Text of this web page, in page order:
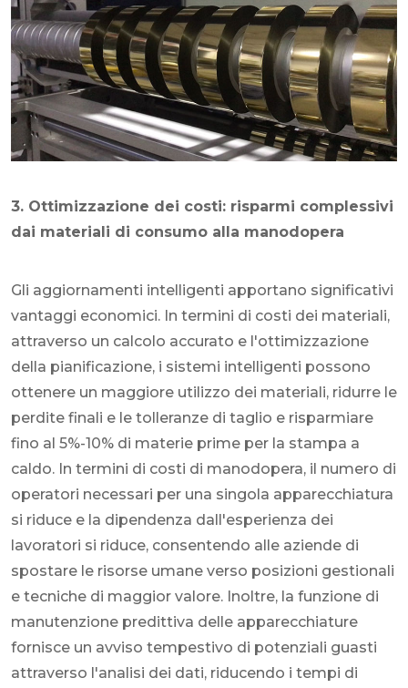
3. Ottimizzazione dei costi: risparmi complessivi
dai materiali di consumo alla manodopera
Gli aggiornamenti intelligenti apportano significativi
vantaggi economici. In termini di costi dei materiali,
attraverso un calcolo accurato e l'ottimizzazione
della pianificazione, i sistemi intelligenti possono
ottenere un maggiore utilizzo dei materiali, ridurre le
perdite finali e le tolleranze di taglio e risparmiare
fino al 5%-10% di materie prime per la stampa a
caldo. In termini di costi di manodopera, il numero di
operatori necessari per una singola apparecchiatura
si riduce e la dipendenza dall'esperienza dei
lavoratori si riduce, consentendo alle aziende di
spostare le risorse umane verso posizioni gestionali
e tecniche di maggior valore. Inoltre, la funzione di
manutenzione predittiva delle apparecchiature
fornisce un avviso tempestivo di potenziali guasti
attraverso l'analisi dei dati, riducendo i tempi di